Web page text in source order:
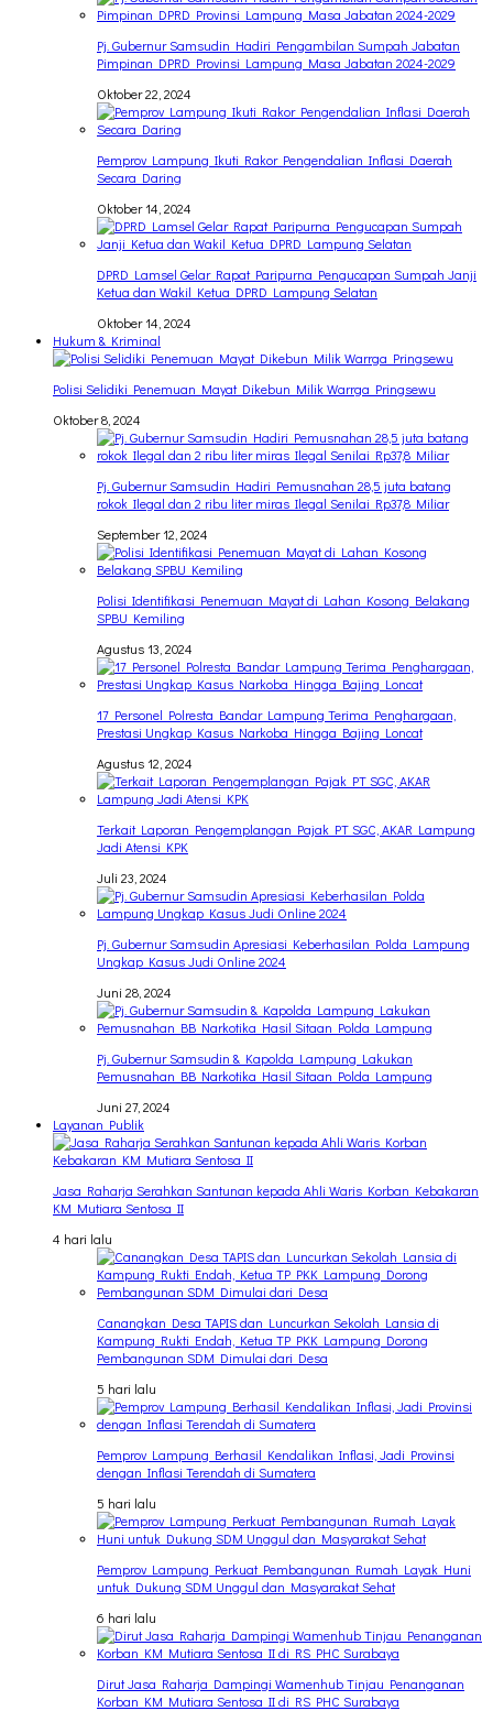
Pj. Gubernur Samsudin Hadiri Pengambilan Sumpah Jabatan
Pimpinan DPRD Provinsi Lampung Masa Jabatan 2024-2029
Oktober 22, 2024
Pemprov Lampung Ikuti Rakor Pengendalian Inflasi Daerah
Secara Daring
Oktober 14, 2024
DPRD Lamsel Gelar Rapat Paripurna Pengucapan Sumpah Janji
Ketua dan Wakil Ketua DPRD Lampung Selatan
Oktober 14, 2024
Hukum & Kriminal
Polisi Selidiki Penemuan Mayat Dikebun Milik Warrga Pringsewu
Oktober 8, 2024
Pj. Gubernur Samsudin Hadiri Pemusnahan 28,5 juta batang
rokok Ilegal dan 2 ribu liter miras Ilegal Senilai Rp37,8 Miliar
September 12, 2024
Polisi Identifikasi Penemuan Mayat di Lahan Kosong Belakang
SPBU Kemiling
Agustus 13, 2024
17 Personel Polresta Bandar Lampung Terima Penghargaan,
Prestasi Ungkap Kasus Narkoba Hingga Bajing Loncat
Agustus 12, 2024
Terkait Laporan Pengemplangan Pajak PT SGC, AKAR Lampung
Jadi Atensi KPK
Juli 23, 2024
Pj. Gubernur Samsudin Apresiasi Keberhasilan Polda Lampung
Ungkap Kasus Judi Online 2024
Juni 28, 2024
Pj. Gubernur Samsudin & Kapolda Lampung Lakukan
Pemusnahan BB Narkotika Hasil Sitaan Polda Lampung
Juni 27, 2024
Layanan Publik
Jasa Raharja Serahkan Santunan kepada Ahli Waris Korban Kebakaran
KM Mutiara Sentosa II
4 hari lalu
Canangkan Desa TAPIS dan Luncurkan Sekolah Lansia di
Kampung Rukti Endah, Ketua TP PKK Lampung Dorong
Pembangunan SDM Dimulai dari Desa
5 hari lalu
Pemprov Lampung Berhasil Kendalikan Inflasi, Jadi Provinsi
dengan Inflasi Terendah di Sumatera
5 hari lalu
Pemprov Lampung Perkuat Pembangunan Rumah Layak Huni
untuk Dukung SDM Unggul dan Masyarakat Sehat
6 hari lalu
Dirut Jasa Raharja Dampingi Wamenhub Tinjau Penanganan
Korban KM Mutiara Sentosa II di RS PHC Surabaya